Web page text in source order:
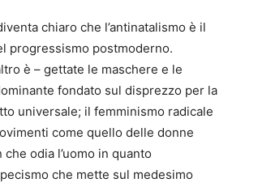
chiaro che l’antinatalismo è il
progressismo postmoderno.
è – gettate le maschere e le
fondato sul disprezzo per la
universale; il femminismo radicale
come quello delle donne
odia l’uomo in quanto
che mette sul medesimo